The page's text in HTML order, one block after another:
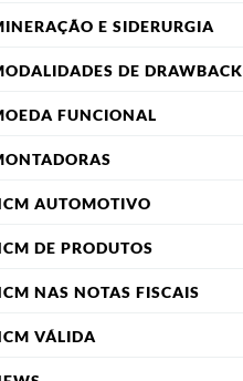
E SIDERURGIA
DE DRAWBACK
FUNCIONAL
AUTOMOTIVO
DE PRODUTOS
NAS NOTAS FISCAIS
VÁLIDA